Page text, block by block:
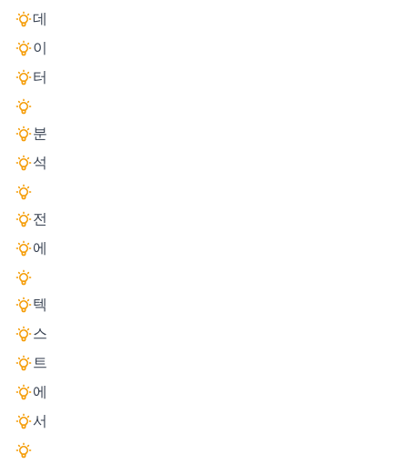
데
이
터
분
석
전
에
텍
스
트
에
서